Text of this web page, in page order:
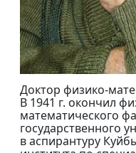
Доктор физико-
В 1941 г. окончил
математического
государственного
в аспирантуру